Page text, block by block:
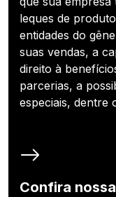
leques de
entidades do
suas vendas, a
direito à
parcerias, a
especiais, dentre
Confira